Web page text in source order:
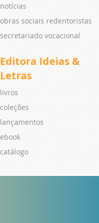
notícias
obras sociais redentoristas
secretariado vocacional
Editora Ideias &
Letras
livros
coleções
lançamentos
ebook
catálogo